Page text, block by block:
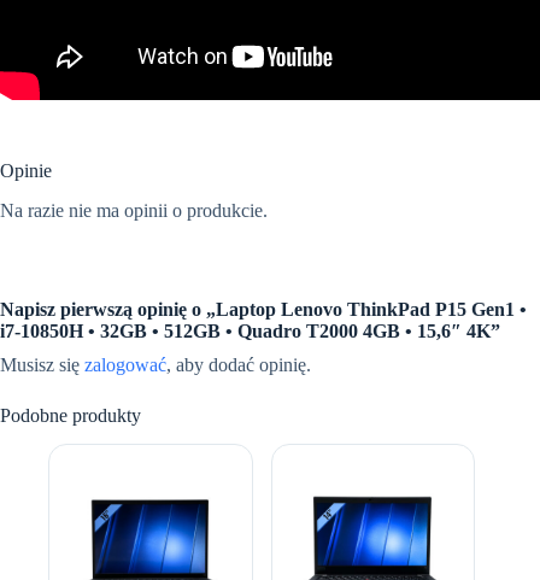
Opinie
Na razie nie ma opinii o produkcie.
Napisz pierwszą opinię o „Laptop Lenovo ThinkPad P15 Gen1 •
i7-10850H • 32GB • 512GB • Quadro T2000 4GB • 15,6″ 4K”
Musisz się zalogować, aby dodać opinię.
Podobne produkty